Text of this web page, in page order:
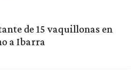
de 15 vaquillonas en
a Ibarra